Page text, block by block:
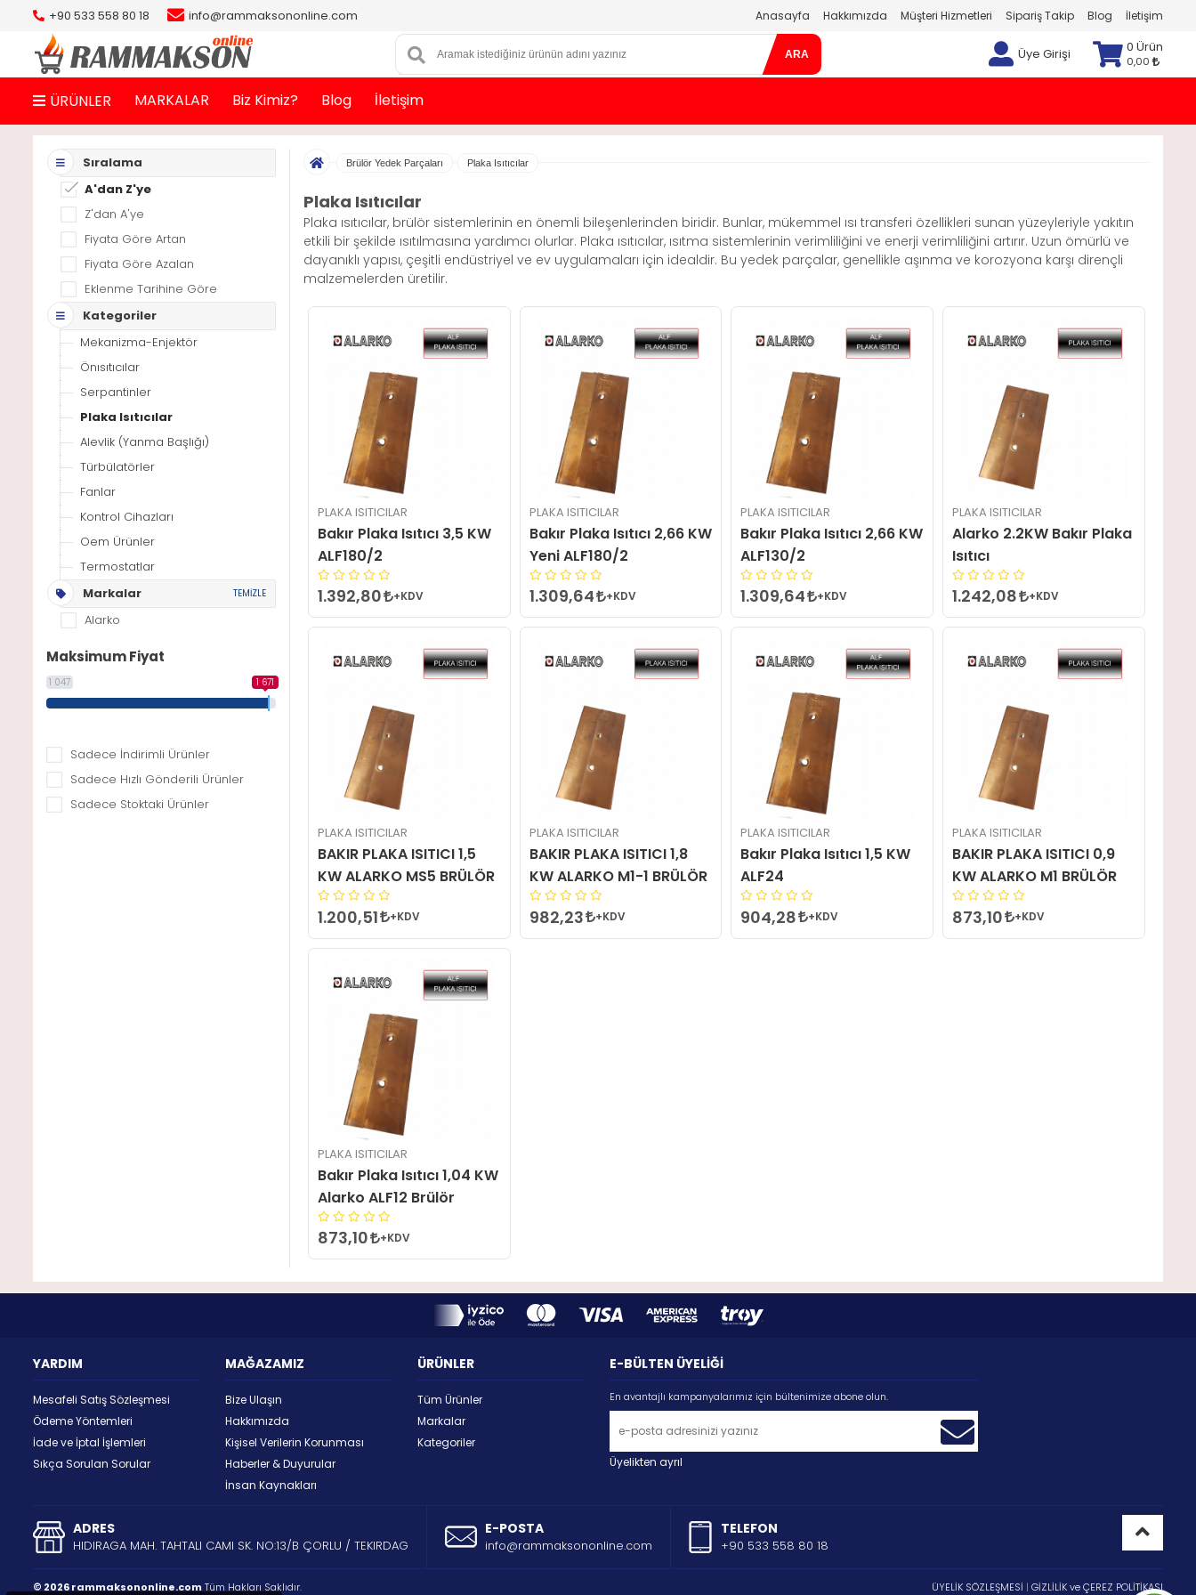
+90 533 558 80 18 info@rammaksononline.com Anasayfa Hakkımızda Müşteri Hizmetleri Sipariş Takip Blog İletişim
ARA Üye Girişi 0 Ürün
0,00
ÜRÜNLER MARKALAR Biz Kimiz? Blog İletişim
Sıralama
A'dan Z'ye
Z'dan A'ye
Fiyata Göre Artan
Fiyata Göre Azalan
Eklenme Tarihine Göre
Kategoriler
Mekanizma-Enjektör
Önısıtıcılar
Serpantinler
Plaka Isıtıcılar
Alevlik (Yanma Başlığı)
Türbülatörler
Fanlar
Kontrol Cihazları
Oem Ürünler
Termostatlar
Markalar
TEMİZLE
Alarko
Maksimum Fiyat
1 047 1 671
Sadece İndirimli Ürünler
Sadece Hızlı Gönderili Ürünler
Sadece Stoktaki Ürünler
Brülör Yedek Parçaları Plaka Isıtıcılar
Plaka Isıtıcılar
Plaka ısıtıcılar, brülör sistemlerinin en önemli bileşenlerinden biridir. Bunlar, mükemmel ısı transferi özellikleri sunan yüzeyleriyle yakıtın
etkili bir şekilde ısıtılmasına yardımcı olurlar. Plaka ısıtıcılar, ısıtma sistemlerinin verimliliğini ve enerji verimliliğini artırır. Uzun ömürlü ve
dayanıklı yapısı, çeşitli endüstriyel ve ev uygulamaları için idealdir. Bu yedek parçalar, genellikle aşınma ve korozyona karşı dirençli
malzemelerden üretilir.
PLAKA ISITICILAR
Bakır Plaka Isıtıcı 3,5 KW
ALF180/2
1.392,80 +KDV
PLAKA ISITICILAR
Bakır Plaka Isıtıcı 2,66 KW
Yeni ALF180/2
1.309,64 +KDV
PLAKA ISITICILAR
Bakır Plaka Isıtıcı 2,66 KW
ALF130/2
1.309,64 +KDV
PLAKA ISITICILAR
Alarko 2.2KW Bakır Plaka
Isıtıcı
1.242,08 +KDV
PLAKA ISITICILAR
BAKIR PLAKA ISITICI 1,5
KW ALARKO MS5 BRÜLÖR
1.200,51 +KDV
PLAKA ISITICILAR
BAKIR PLAKA ISITICI 1,8
KW ALARKO M1-1 BRÜLÖR
982,23 +KDV
PLAKA ISITICILAR
Bakır Plaka Isıtıcı 1,5 KW
ALF24
904,28 +KDV
PLAKA ISITICILAR
BAKIR PLAKA ISITICI 0,9
KW ALARKO M1 BRÜLÖR
873,10 +KDV
PLAKA ISITICILAR
Bakır Plaka Isıtıcı 1,04 KW
Alarko ALF12 Brülör
873,10 +KDV
YARDIM
Mesafeli Satış Sözleşmesi
Ödeme Yöntemleri
İade ve İptal İşlemleri
Sıkça Sorulan Sorular
MAĞAZAMIZ
Bize Ulaşın
Hakkımızda
Kişisel Verilerin Korunması
Haberler & Duyurular
İnsan Kaynakları
ÜRÜNLER
Tüm Ürünler
Markalar
Kategoriler
E-BÜLTEN ÜYELİĞİ
En avantajlı kampanyalarımız için bültenimize abone olun.
Üyelikten ayrıl
ADRES
HIDIRAGA MAH. TAHTALI CAMI SK. NO:13/B ÇORLU / TEKIRDAG
E-POSTA
info@rammaksononline.com
TELEFON
+90 533 558 80 18
© 2026 rammaksononline.com Tüm Hakları Saklıdır. ÜYELİK SÖZLEŞMESİ | GİZLİLİK ve ÇEREZ POLİTİKASI